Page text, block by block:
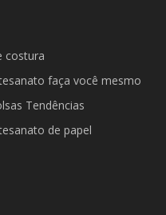
costura
faça você mesmo
Tendências
de papel